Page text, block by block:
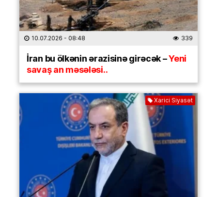
10.07.2026 - 08:48 339
İran bu ölkənin ərazisinə girəcək –Yeni
savaş an məsələsi..
Xarici Siyasət